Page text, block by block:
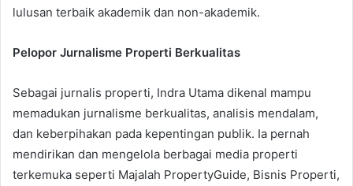
lulusan terbaik akademik dan non-akademik.
Pelopor Jurnalisme Properti Berkualitas
Sebagai jurnalis properti, Indra Utama dikenal mampu
memadukan jurnalisme berkualitas, analisis mendalam,
dan keberpihakan pada kepentingan publik. Ia pernah
mendirikan dan mengelola berbagai media properti
terkemuka seperti Majalah PropertyGuide, Bisnis Properti,